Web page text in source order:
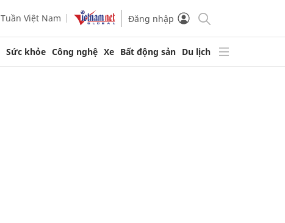
Tuần Việt Nam Đăng nhập
Sức khỏe Công nghệ Xe Bất động sản Du lịch